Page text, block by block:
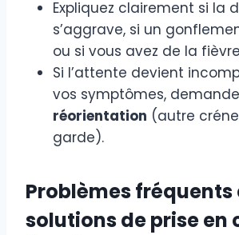
Expliquez clairement si la
s’aggrave, si un
ou si vous avez de la
Si l’attente devient
vos symptômes,
réorientation (autre
garde).
Problèmes fréquents
solutions de prise en